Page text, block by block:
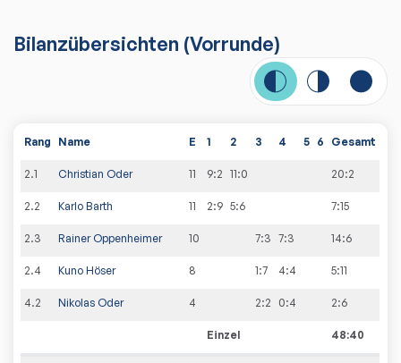
Bilanzübersichten (Vorrunde)
Rang Name E 1 2 3 4 5 6 Gesamt
2.1 Christian Oder 11 9:2 11:0 20:2
2.2 Karlo Barth 11 2:9 5:6 7:15
2.3 Rainer Oppenheimer 10 7:3 7:3 14:6
2.4 Kuno Höser 8 1:7 4:4 5:11
4.2 Nikolas Oder 4 2:2 0:4 2:6
Einzel 48:40